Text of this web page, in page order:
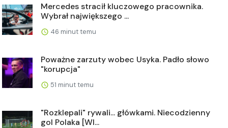
Mercedes stracił kluczowego pracownika.
Wybrał największego ...
46 minut temu
Poważne zarzuty wobec Usyka. Padło słowo
"korupcja"
51 minut temu
"Rozklepali" rywali... główkami. Niecodzienny
gol Polaka [WI...